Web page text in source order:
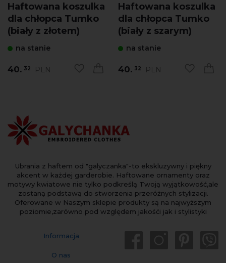
Haftowana koszulka
dla chłopca Tumko
(biały z złotem)
na stanie
40. 32 PLN
Haftowana koszulka
dla chłopca Tumko
(biały z szarym)
na stanie
40. 32 PLN
Ubrania z haftem od "galyczanka"-to ekskluzywny i piękny
akcent w każdej garderobie. Haftowane ornamenty oraz
motywy kwiatowe nie tylko podkreślą Twoją wyjątkowość,ale
zostaną podstawą do stworzenia przeróżnych stylizacji.
Oferowane w Naszym sklepie produkty są na najwyższym
poziomie,zarówno pod względem jakośći jak i stylistyki
Informacja
O nas